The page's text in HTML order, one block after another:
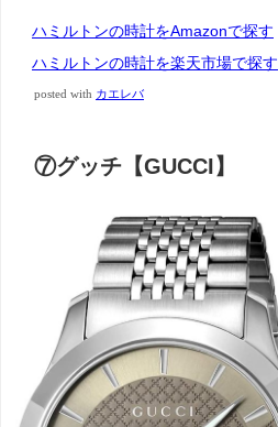
ハミルトンの時計をAmazonで探す
ハミルトンの時計を楽天市場で探す
posted with カエレバ
⑦グッチ【GUCCI】